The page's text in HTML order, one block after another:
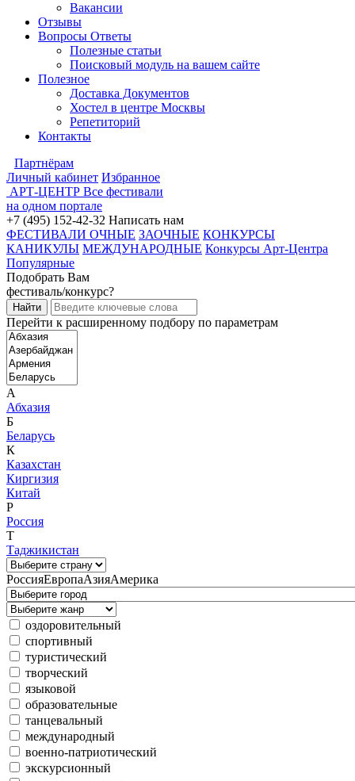
Вакансии
Отзывы
Вопросы Ответы
Полезные статьи
Поисковый модуль на вашем сайте
Полезное
Доставка Документов
Хостел в центре Москвы
Репетиторий
Контакты
Партнёрам
Личный кабинет Избранное
АРТ-ЦЕНТР Все фестивали
на одном портале
+7 (495) 152-42-32 Написать нам
ФЕСТИВАЛИ ОЧНЫЕ ЗАОЧНЫЕ КОНКУРСЫ
КАНИКУЛЫ МЕЖДУНАРОДНЫЕ Конкурсы Арт-Центра
Популярные
Подобрать Вам
фестиваль/конкурс?
Перейти к расширенному подбору по параметрам
А
Абхазия
Б
Беларусь
К
Казахстан
Киргизия
Китай
Р
Россия
Т
Таджикистан
РоссияЕвропаАзияАмерика
оздоровительный
спортивный
туристический
творческий
языковой
образовательные
танцевальный
международный
военно-патриотический
экскурсионный